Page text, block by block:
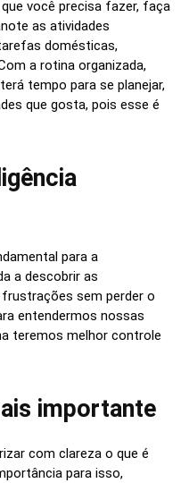
você precisa fazer, faça
as atividades
domésticas,
a rotina organizada,
tempo para se planejar,
que gosta, pois esse é
para a
a descobrir as
sem perder o
entendermos nossas
teremos melhor controle
importante
com clareza o que é
para isso,